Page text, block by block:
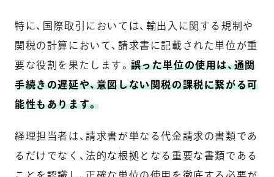
特に、国際取引においては、輸出入に関する規制や
関税の計算において、請求書に記載された単位が重
要な役割を果たします。 誤った単位の使用は、通関
手続きの遅延や、意図しない関税の課税に繋がる可
能性もあります。
経理担当者は、請求書が単なる代金請求の書類であ
るだけでなく、法的な根拠となる重要な書類である